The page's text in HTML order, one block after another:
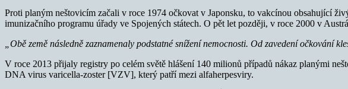
Proti planým neštovicím začali v roce 1974 očkovat v Japonsku, to vakcínou obsahující
imunizačního programu úřady ve Spojených státech. O pět let později, v roce 2000 v
„Obě země následně zaznamenaly podstatné snížení nemocnosti. Od zavedení očkování
V roce 2013 přijaly registry po celém světě hlášení 140 milionů případů nákaz planými
DNA virus varicella-zoster [VZV], který patří mezi alfaherpesviry.